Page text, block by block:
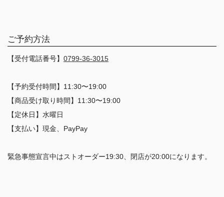
ご予約方法
【受付電話番号】 0799-36-3015
【予約受付時間】11:30〜19:00
【商品受け取り時間】11:30〜19:00
【定休日】水曜日
【支払い】現金、PayPay
緊急事態宣言中はストオーダー19:30、閉店が20:00になります。